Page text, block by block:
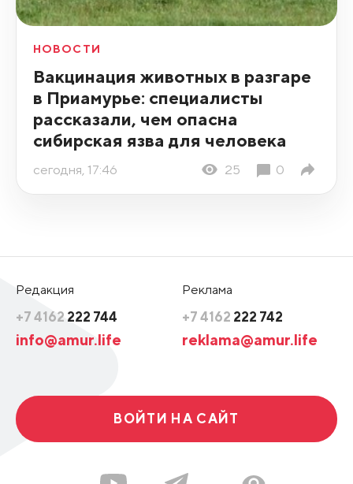
НОВОСТИ
Вакцинация животных в разгаре
в Приамурье: специалисты
рассказали, чем опасна
сибирская язва для человека
сегодня, 17:46 25 0
Редакция
+7 4162 222 744
info@amur.life
Реклама
+7 4162 222 742
reklama@amur.life
ВОЙТИ НА САЙТ